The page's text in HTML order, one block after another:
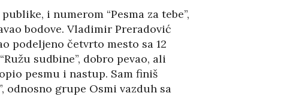
i numerom “Pesma za tebe”,
bodove. Vladimir Preradović
podeljeno četvrto mesto sa 12
sudbine”, dobro pevao, ali
pesmu i nastup. Sam finiš
odnosno grupe Osmi vazduh sa